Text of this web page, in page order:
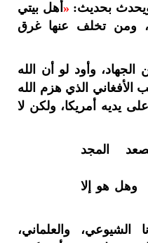
بحديث: « أهل بيتي
ومن تخلف عنها غرق
الجهاد، وأود لو أن الله
الذي هزم الله
يديه أمريكا، ولكن لا
المجد
إلا
والعلماني،